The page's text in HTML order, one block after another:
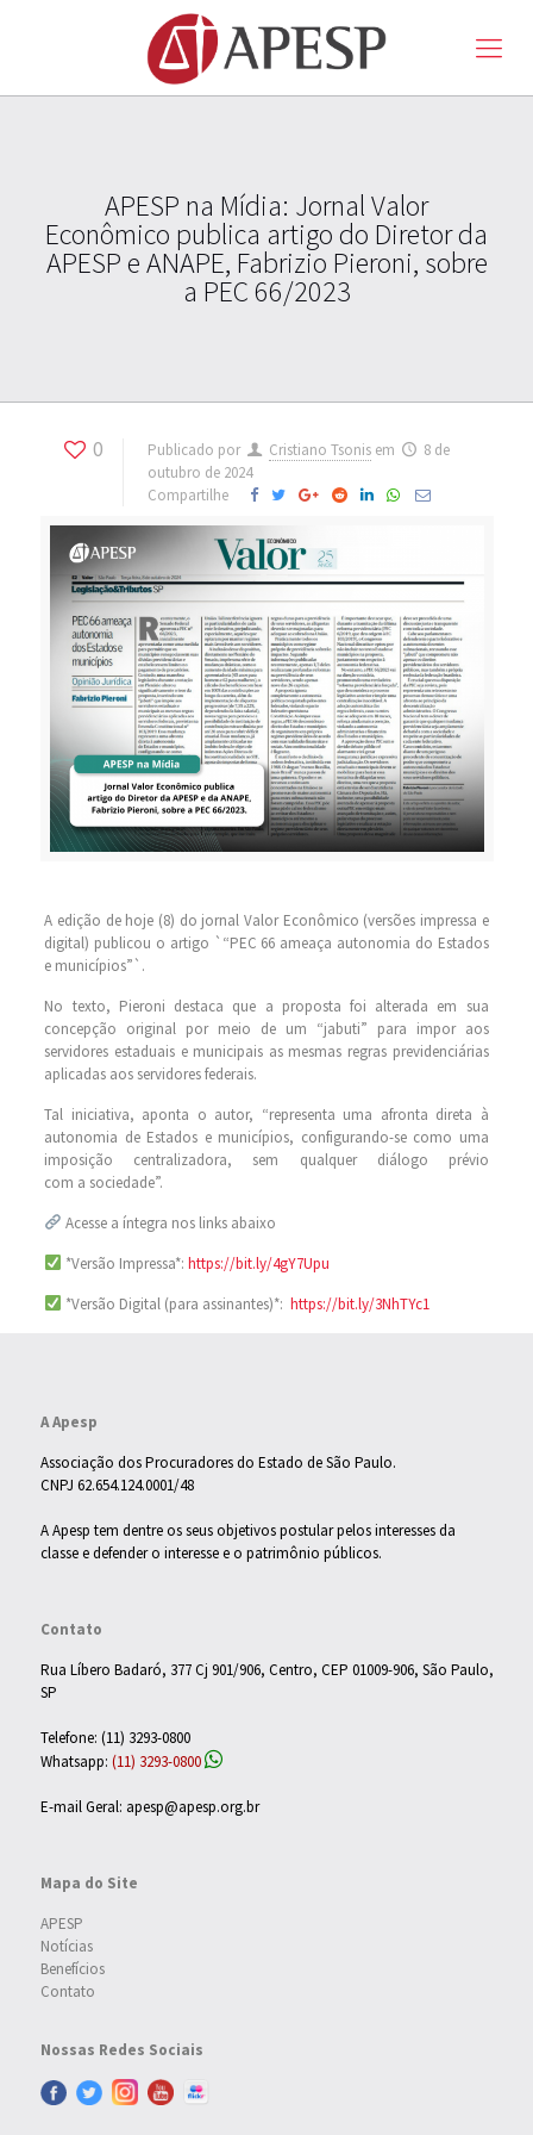
APESP na Mídia: Jornal Valor
Econômico publica artigo do Diretor da
APESP e ANAPE, Fabrizio Pieroni, sobre
a PEC 66/2023
0 Publicado por Cristiano Tsonis em
8 de
outubro de 2024
Compartilhe
A edição de hoje (8) do jornal Valor Econômico (versões impressa e
digital) publicou o artigo `“PEC 66 ameaça autonomia do Estados
e municípios”`.
No texto, Pieroni destaca que a proposta foi alterada em sua
concepção original por meio de um “jabuti” para impor aos
servidores estaduais e municipais as mesmas regras previdenciárias
aplicadas aos servidores federais.
Tal iniciativa, aponta o autor, “representa uma afronta direta à
autonomia de Estados e municípios, configurando-se como uma
imposição centralizadora, sem qualquer diálogo prévio
com a sociedade”.
Acesse a íntegra nos links abaixo
*Versão Impressa*:https://bit.ly/4gY7Upu
*Versão Digital (para assinantes)*:https://bit.ly/3NhTYc1
A Apesp
Associação dos Procuradores do Estado de São Paulo.
CNPJ 62.654.124.0001/48
A Apesp tem dentre os seus objetivos postular pelos interesses da
classe e defender o interesse e o patrimônio públicos.
Contato
Rua Líbero Badaró, 377 Cj 901/906, Centro, CEP 01009-906, São Paulo,
SP
Telefone: (11) 3293-0800
Whatsapp: (11) 3293-0800
E-mail Geral: apesp@apesp.org.br
Mapa do Site
APESP
Notícias
Benefícios
Contato
Nossas Redes Sociais